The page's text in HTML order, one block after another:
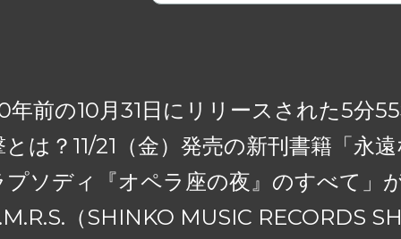
年前の10月31日にリリースされた5分
とは？11/21（金）発売の新刊書籍「永
プソディ『オペラ座の夜』のすべて」
（SHINKO MUSIC RECORDS